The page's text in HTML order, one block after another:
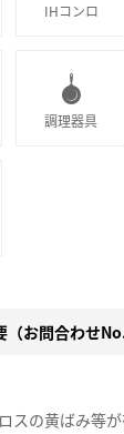
IHコンロ
調理器具
（お問合わせ
の黄ばみ等